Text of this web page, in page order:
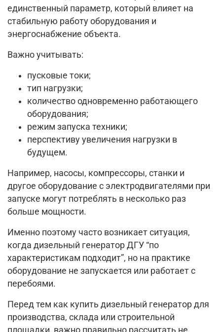
единственный параметр, который влияет на
стабильную работу оборудования и
энергоснабжение объекта.
Важно учитывать:
пусковые токи;
тип нагрузки;
количество одновременно работающего
оборудования;
режим запуска техники;
перспективу увеличения нагрузки в
будущем.
Например, насосы, компрессоры, станки и
другое оборудование с электродвигателями при
запуске могут потреблять в несколько раз
больше мощности.
Именно поэтому часто возникает ситуация,
когда дизельный генератор ДГУ “по
характеристикам подходит”, но на практике
оборудование не запускается или работает с
перебоями.
Перед тем как купить дизельный генератор для
производства, склада или строительной
площадки, важно правильно рассчитать не